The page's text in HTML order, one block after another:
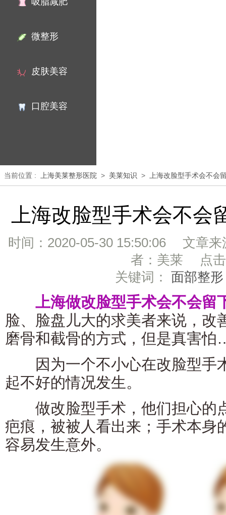
微整形
皮肤美容
口腔美容
当前位置 : 上海美莱整形医院 > 美莱知识 > 上海改脸型手术会不会
上海改脸型手术会不会
时间：2020-05-30 15:50:06 文章来
者：美莱 点击
关键词： 面部整形
上海做改脸型手术会不会留
脸、脸盘儿大的求美者来说，改
磨骨和截骨的方式，但是真害
因为一个不小心在改脸型手
起不好的情况发生。
做改脸型手术，他们担心的
疤痕，被被人看出来；手术本身
容易发生意外。